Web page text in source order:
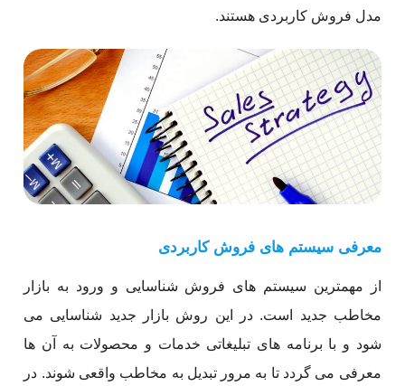
مدل فروش کاربردی هستند.
معرفی سیستم های فروش کاربردی
از مهمترین سیستم های فروش شناسایی و ورود به بازار
مخاطب جدید است. در این روش بازار جدید شناسایی می
شود و با برنامه های تبلیغاتی خدمات و محصولات به آن ها
معرفی می گردد تا به مرور تبدیل به مخاطب واقعی شوند. در